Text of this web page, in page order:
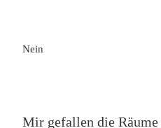
Nein
Mir gefallen die Räume